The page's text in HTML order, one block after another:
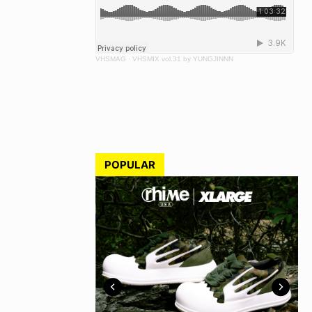
VHSMAG · VHSMIX vol.31 by YUNGJINNN
POPULAR